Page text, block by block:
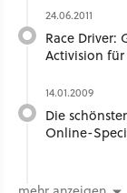
24.06.2011
Race
Activision
14.01.2009
Die
Online-